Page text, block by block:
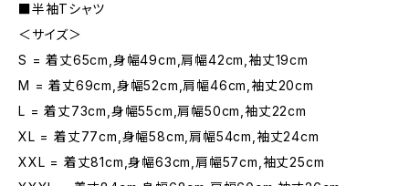
■半袖Tシャツ
＜サイズ＞
S = 着丈65cm,身幅49cm,肩幅42cm,袖丈19cm
M = 着丈69cm,身幅52cm,肩幅46cm,袖丈20cm
L = 着丈73cm,身幅55cm,肩幅50cm,袖丈22cm
XL = 着丈77cm,身幅58cm,肩幅54cm,袖丈24cm
XXL = 着丈81cm,身幅63cm,肩幅57cm,袖丈25cm